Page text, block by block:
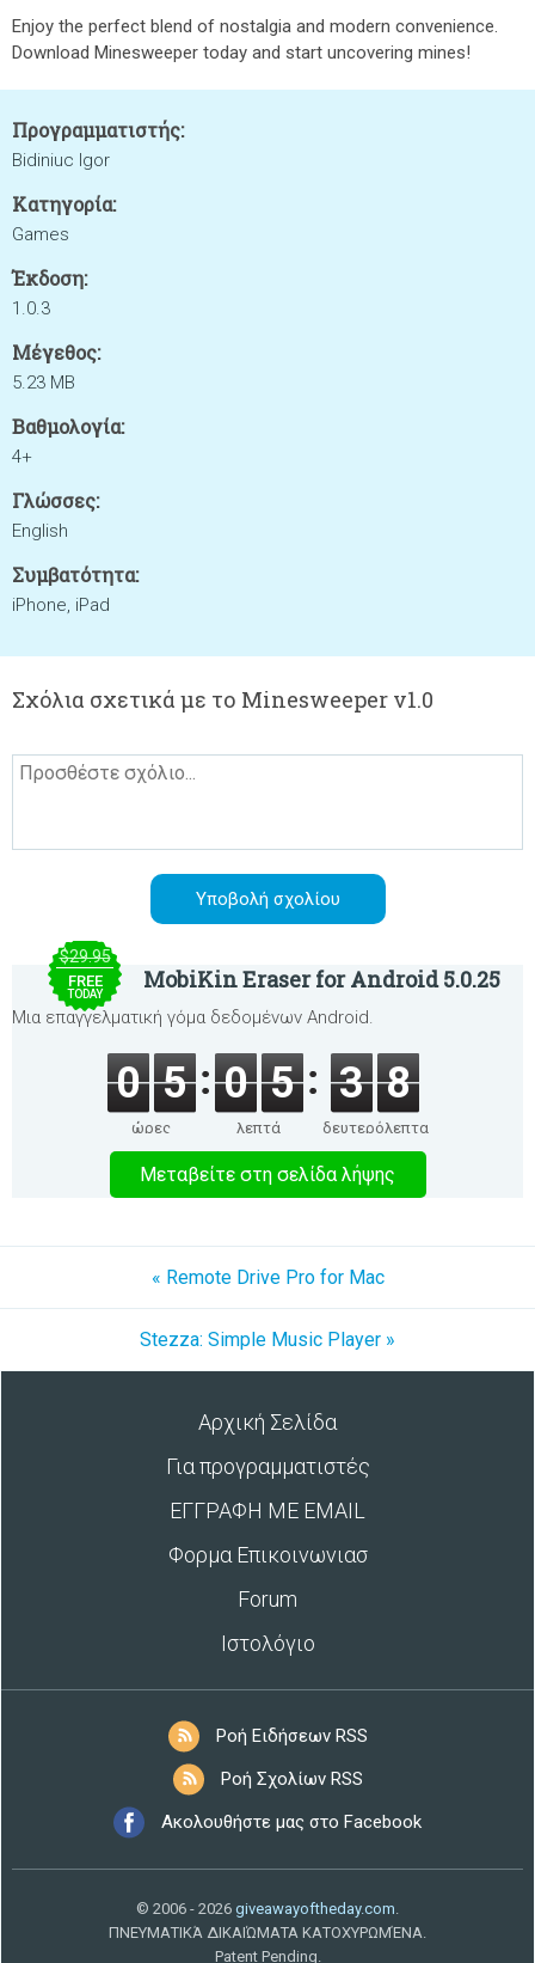
Enjoy the perfect blend of nostalgia and modern convenience.
Download Minesweeper today and start uncovering mines!
Προγραμματιστής:
Bidiniuc Igor
Κατηγορία:
Games
Έκδοση:
1.0.3
Μέγεθος:
5.23 MB
Βαθμολογία:
4+
Γλώσσες:
English
Συμβατότητα:
iPhone, iPad
Σχόλια σχετικά με το Minesweeper v1.0
$29.95
FREE
TODAY
MobiKin Eraser for Android 5.0.25
Μια επαγγελματική γόμα δεδομένων Android.
0 5
ώρες
0 5
λεπτά
3 8
δευτερόλεπτα
Μεταβείτε στη σελίδα λήψης
« Remote Drive Pro for Mac
Stezza: Simple Music Player »
Αρχική Σελίδα
Για προγραμματιστές
ΕΓΓΡΑΦΗ ΜΕ EMAIL
Φορμα Επικοινωνιασ
Forum
Ιστολόγιο
Ροή Ειδήσεων RSS
Ροή Σχολίων RSS
Ακολουθήστε μας στο Facebook
© 2006 - 2026 giveawayoftheday.com.
ΠΝΕΥΜΑΤΙΚΆ ΔΙΚΑΙΏΜΑΤΑ ΚΑΤΟΧΥΡΩΜΈΝΑ.
Patent Pending.